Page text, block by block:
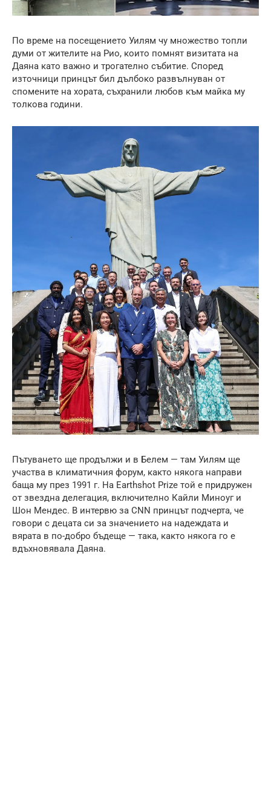
По време на посещението Уилям чу множество топли
думи от жителите на Рио, които помнят визитата на
Даяна като важно и трогателно събитие. Според
източници принцът бил дълбоко развълнуван от
спомените на хората, съхранили любов към майка му
толкова години.
Пътуването ще продължи и в Белем — там Уилям ще
участва в климатичния форум, както някога направи
баща му през 1991 г. На Earthshot Prize той е придружен
от звездна делегация, включително Кайли Миноуг и
Шон Мендес. В интервю за CNN принцът подчерта, че
говори с децата си за значението на надеждата и
вярата в по-добро бъдеще — така, както някога го е
вдъхновявала Даяна.